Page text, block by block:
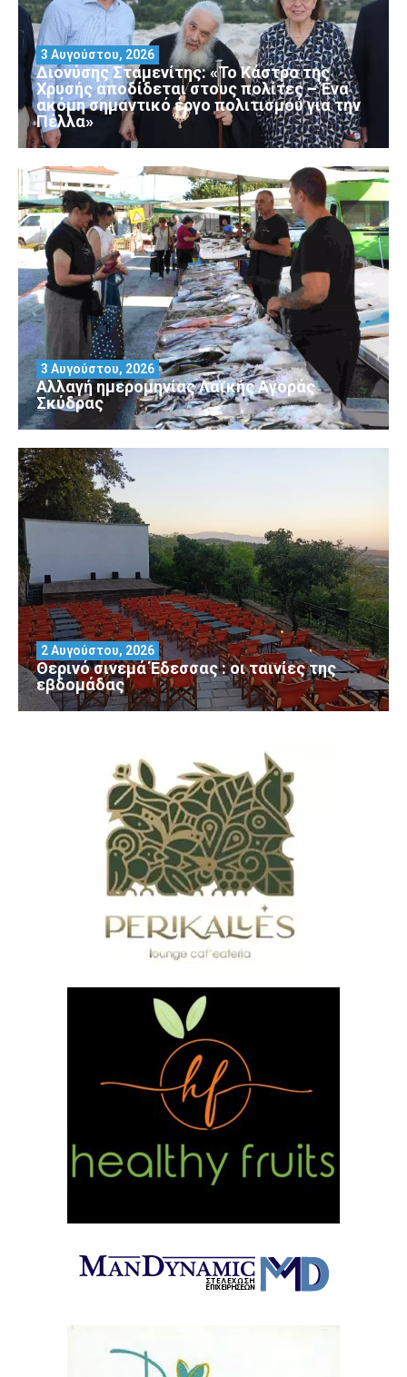
Διονύσης Σταμενίτης: «Το Κάστρο της
Χρυσής αποδίδεται στους πολίτες – Ένα
ακόμη σημαντικό έργο πολιτισμού για την
Πέλλα»
3 Αυγούστου, 2026
Αλλαγή ημερομηνίας Λαϊκής Αγοράς
Σκύδρας
3 Αυγούστου, 2026
Θερινό σινεμά Έδεσσας : οι ταινίες της
εβδομάδας
2 Αυγούστου, 2026